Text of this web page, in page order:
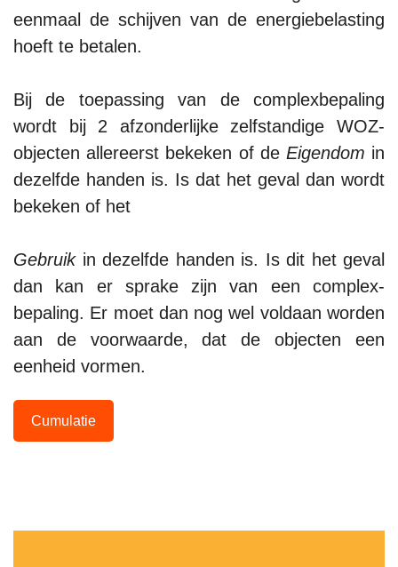
eenmaal de schijven van de energiebelasting
hoeft te betalen.
Bij de toepassing van de complexbepaling
wordt bij 2 afzonderlijke zelfstandige WOZ-
objecten allereerst bekeken of de Eigendom in
dezelfde handen is. Is dat het geval dan wordt
bekeken of het
Gebruikin dezelfde handen is. Is dit het geval
dan kan er sprake zijn van een complex-
bepaling. Er moet dan nog wel voldaan worden
aan de voorwaarde, dat de objecten een
eenheid vormen.
Cumulatie